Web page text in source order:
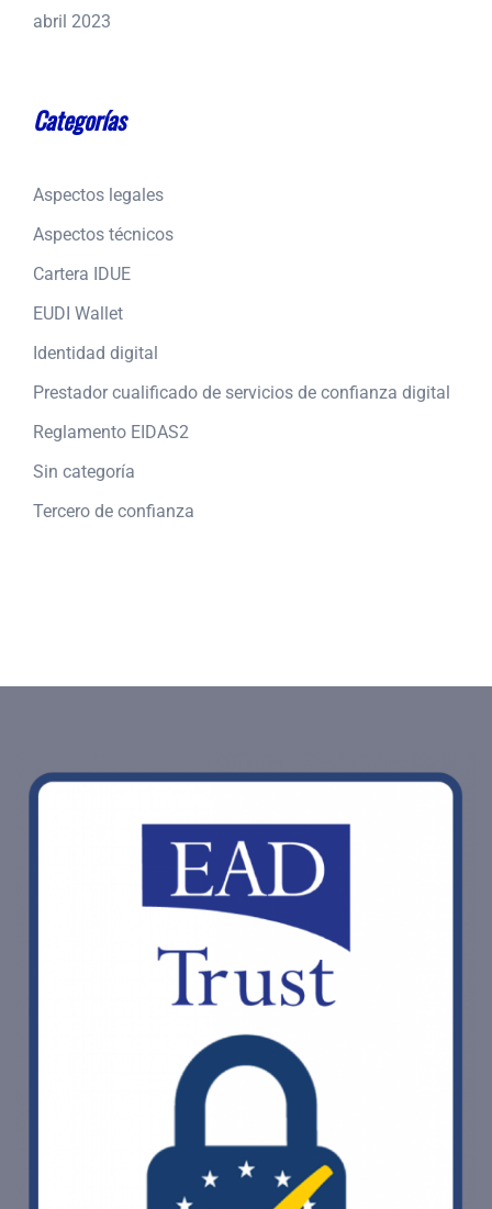
abril 2023
Categorías
Aspectos legales
Aspectos técnicos
Cartera IDUE
EUDI Wallet
Identidad digital
Prestador cualificado de servicios de confianza digital
Reglamento EIDAS2
Sin categoría
Tercero de confianza